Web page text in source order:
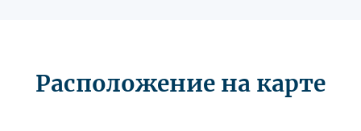
Расположение на карте